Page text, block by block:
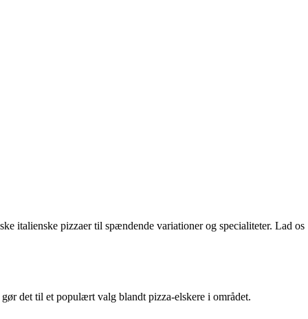
italienske pizzaer til spændende variationer og specialiteter. Lad os
det til et populært valg blandt pizza-elskere i området.